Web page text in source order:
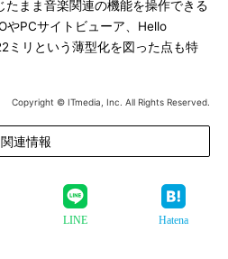
たまま音楽関連の機能を操作できる
やPCサイトビューア、Hello
ミリという薄型化を図った点も特
Copyright © ITmedia, Inc. All Rights Reserved.
関連情報
LINE Hatena